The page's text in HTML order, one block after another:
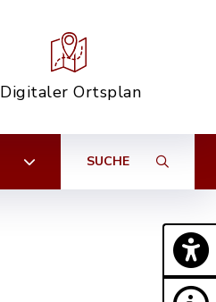
Digitaler Ortsplan
SUCHE